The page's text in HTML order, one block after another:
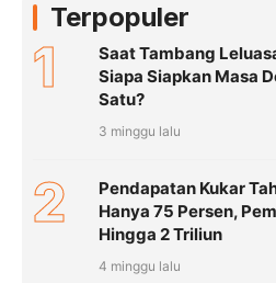
Terpopuler
1
Saat Tambang
Siapa Siapkan Masa
Satu?
3 minggu lalu
2
Pendapatan Kukar
Hanya 75 Persen,
Hingga 2 Triliun
4 minggu lalu